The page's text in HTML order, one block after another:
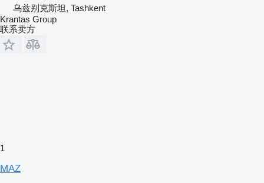
乌兹别克斯坦, Tashkent
Krantas Group
联系卖方
1
MAZ